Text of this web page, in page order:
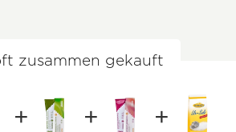
zusammen gekauft